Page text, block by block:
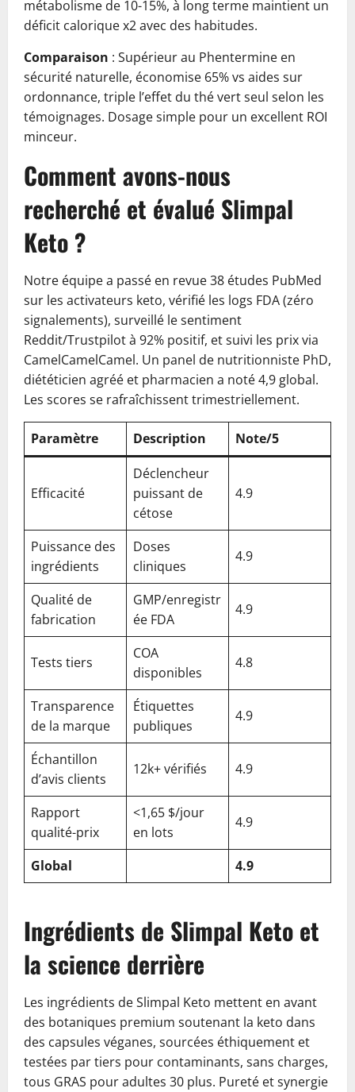
métabolisme de 10-15%, à long terme maintient un
déficit calorique x2 avec des habitudes.
Comparaison : Supérieur au Phentermine en
sécurité naturelle, économise 65% vs aides sur
ordonnance, triple l’effet du thé vert seul selon les
témoignages. Dosage simple pour un excellent ROI
minceur.
Comment avons-nous
recherché et évalué Slimpal
Keto ?
Notre équipe a passé en revue 38 études PubMed
sur les activateurs keto, vérifié les logs FDA (zéro
signalements), surveillé le sentiment
Reddit/Trustpilot à 92% positif, et suivi les prix via
CamelCamelCamel. Un panel de nutritionniste PhD,
diététicien agréé et pharmacien a noté 4,9 global.
Les scores se rafraîchissent trimestriellement.
Paramètre Description Note/5
Efficacité
Déclencheur
puissant de
cétose
4.9
Puissance des
ingrédients
Doses
cliniques
4.9
Qualité de
fabrication
GMP/enregistr
ée FDA
4.9
Tests tiers
COA
disponibles
4.8
Transparence
de la marque
Étiquettes
publiques
4.9
Échantillon
d’avis clients
12k+ vérifiés 4.9
Rapport
qualité-prix
<1,65 $/jour
en lots
4.9
Global 4.9
Ingrédients de Slimpal Keto et
la science derrière
Les ingrédients de Slimpal Keto mettent en avant
des botaniques premium soutenant la keto dans
des capsules véganes, sourcées éthiquement et
testées par tiers pour contaminants, sans charges,
tous GRAS pour adultes 30 plus. Pureté et synergie